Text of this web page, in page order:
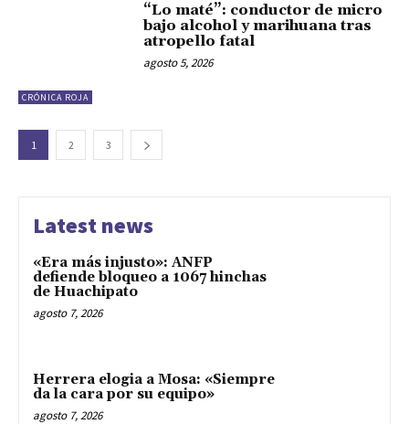
CRÓNICA ROJA
“Lo maté”: conductor de micro
bajo alcohol y marihuana tras
atropello fatal
agosto 5, 2026
1 2 3
Latest news
«Era más injusto»: ANFP
defiende bloqueo a 1067 hinchas
de Huachipato
agosto 7, 2026
Herrera elogia a Mosa: «Siempre
da la cara por su equipo»
agosto 7, 2026